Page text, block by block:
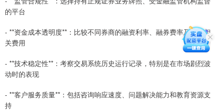
的平台
- **资金成本透明度**：比较不同券商的融资利率、融券费率及其他相
关费用
- **技术稳定性**：考察交易系统历史运行记录，特别是在市场剧烈波
动时的表现
- **客户服务质量**：包括咨询响应速度、问题解决能力和教育资源支
持